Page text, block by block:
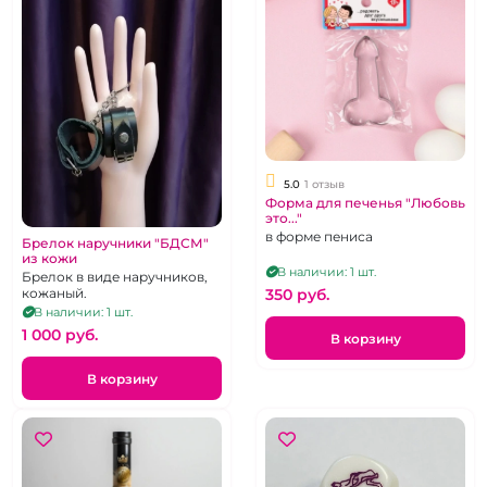
Брелок наручники "БДСМ"
из кожи
Брелок в виде наручников,
кожаный.
В наличии: 1 шт.
1 000 pуб.
В корзину
5.0 1 отзыв
Форма для печенья "Любовь
это..."
в форме пениса
В наличии: 1 шт.
350 pуб.
В корзину